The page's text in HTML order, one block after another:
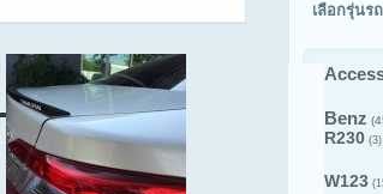
เลือกรุ่นรถ
Benz
R230 (3)
W123